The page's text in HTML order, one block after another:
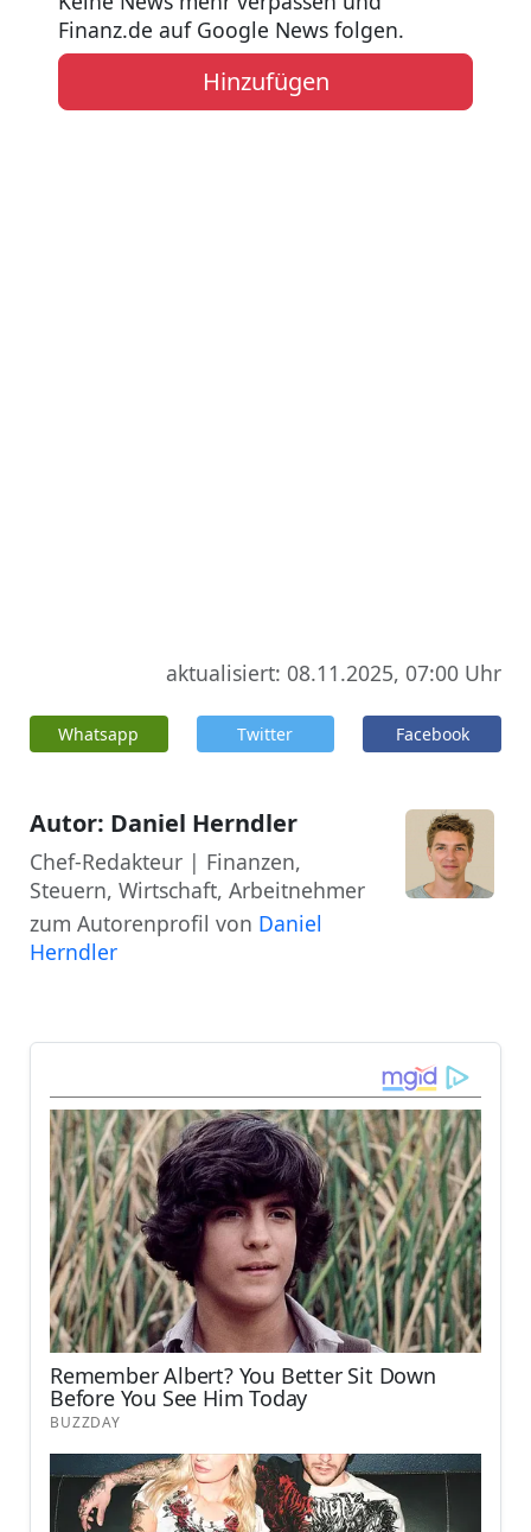
Finanz.de auf Google News folgen.
Hinzufügen
aktualisiert: 08.11.2025, 07:00 Uhr
Whatsapp Twitter Facebook
Autor: Daniel Herndler
Chef-Redakteur | Finanzen,
Steuern, Wirtschaft, Arbeitnehmer
zum Autorenprofil von Daniel
Herndler